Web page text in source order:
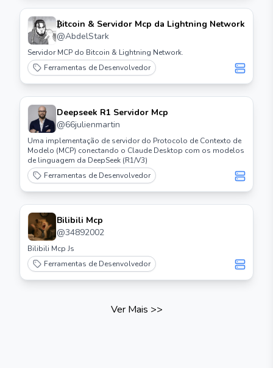
₿itcoin & Servidor Mcp da Lightning Network
@AbdelStark
Servidor MCP do Bitcoin & Lightning Network.
Ferramentas de Desenvolvedor
Deepseek R1 Servidor Mcp
@66julienmartin
Uma implementação de servidor do Protocolo de Contexto de
Modelo (MCP) conectando o Claude Desktop com os modelos
de linguagem da DeepSeek (R1/V3)
Ferramentas de Desenvolvedor
Bilibili Mcp
@34892002
Bilibili Mcp Js
Ferramentas de Desenvolvedor
Ver Mais >>